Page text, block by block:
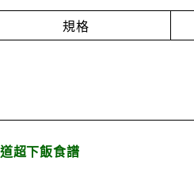
規格
超下飯食譜